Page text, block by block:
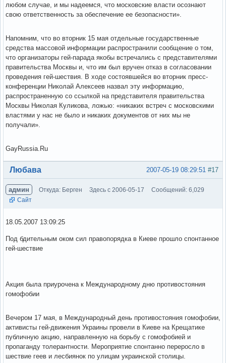
любом случае, и мы надеемся, что московские власти осознают
свою ответственность за обеспечение ее безопасности».
Напомним, что во вторник 15 мая отдельные государственные
средства массовой информации распространили сообщение о том,
что организаторы гей-парада якобы встречались с представителями
правительства Москвы и, что им был вручен отказ в согласовании
проведения гей-шествия. В ходе состоявшейся во вторник пресс-
конференции Николай Алексеев назвал эту информацию,
распространенную со ссылкой на представителя правительства
Москвы Николая Куликова, ложью: «никаких встреч с московскими
властями у нас не было и никаких документов от них мы не
получали».
GayRussia.Ru
Вне форума #17
2007-05-19 08:29:51
Любава
админ Откуда: Берген Здесь с 2006-05-17
Сообщений: 6,029
Сайт
18.05.2007 13:09:25
Под бдительным оком сил правопорядка в Киеве прошло спонтанное
гей-шествие
Акция была приурочена к Международному дню противостояния
гомофобии
Вечером 17 мая, в Международный день противостояния гомофобии,
активисты гей-движения Украины провели в Киеве на Крещатике
публичную акцию, направленную на борьбу с гомофобией и
пропаганду толерантности. Мероприятие спонтанно переросло в
шествие геев и лесбиянок по улицам украинской столицы.